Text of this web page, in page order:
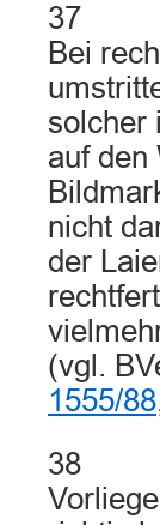
37
Bei
solcher
auf den
nicht
der
(vgl.
1555/88
38